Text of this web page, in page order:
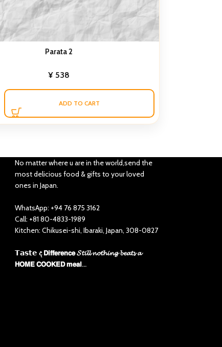
Parata 2
¥ 538
ADD TO CART
No matter where u are in the world,send the
most delicious food & gifts to your loved
ones in Japan.
WhatsApp: +94 76 875 3162
Call: +81 80-4833-1989
Kitchen: Chikusei-shi, Ibaraki, Japan, 308-0827
𝗧𝗮𝘀𝘁𝗲 ද 𝗗𝗶𝗳𝗳𝗲𝗿𝗲𝗻𝗰𝗲 𝓢𝓽𝓲𝓵𝓵 𝓷𝓸𝓽𝓱𝓲𝓷𝓰 𝓫𝓮𝓪𝓽𝓼 𝓪
𝗛𝗢𝗠𝗘 𝗖𝗢𝗢𝗞𝗘𝗗 𝗺𝗲𝗮𝗹...